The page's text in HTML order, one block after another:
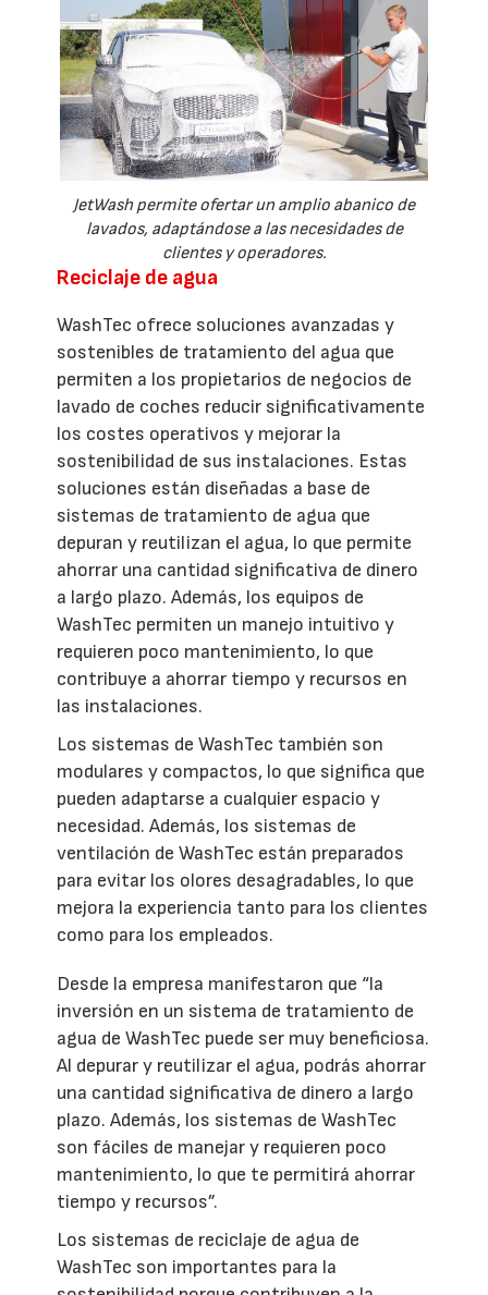
JetWash permite ofertar un amplio abanico de
lavados, adaptándose a las necesidades de
clientes y operadores.
Reciclaje de agua
WashTec ofrece soluciones avanzadas y
sostenibles de tratamiento del agua que
permiten a los propietarios de negocios de
lavado de coches reducir significativamente
los costes operativos y mejorar la
sostenibilidad de sus instalaciones. Estas
soluciones están diseñadas a base de
sistemas de tratamiento de agua que
depuran y reutilizan el agua, lo que permite
ahorrar una cantidad significativa de dinero
a largo plazo. Además, los equipos de
WashTec permiten un manejo intuitivo y
requieren poco mantenimiento, lo que
contribuye a ahorrar tiempo y recursos en
las instalaciones.
Los sistemas de WashTec también son
modulares y compactos, lo que significa que
pueden adaptarse a cualquier espacio y
necesidad. Además, los sistemas de
ventilación de WashTec están preparados
para evitar los olores desagradables, lo que
mejora la experiencia tanto para los clientes
como para los empleados.
Desde la empresa manifestaron que “la
inversión en un sistema de tratamiento de
agua de WashTec puede ser muy beneficiosa.
Al depurar y reutilizar el agua, podrás ahorrar
una cantidad significativa de dinero a largo
plazo. Además, los sistemas de WashTec
son fáciles de manejar y requieren poco
mantenimiento, lo que te permitirá ahorrar
tiempo y recursos”.
Los sistemas de reciclaje de agua de
WashTec son importantes para la